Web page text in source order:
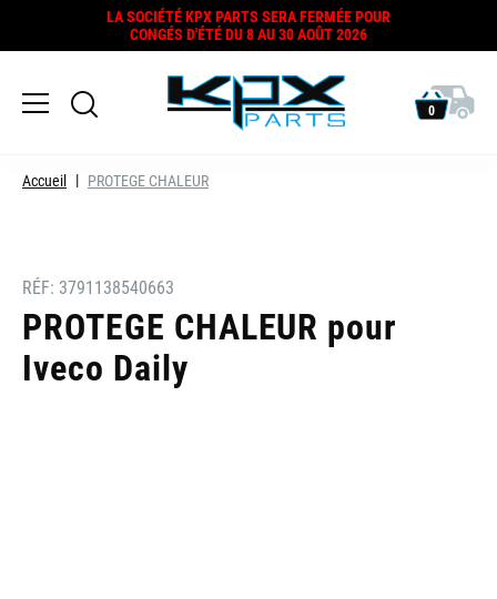
LA SOCIÉTÉ KPX PARTS SERA FERMÉE POUR
CONGÉS D'ÉTÉ DU 8 AU 30 AOÛT 2026
0
Accueil PROTEGE CHALEUR
RÉF: 3791138540663
PROTEGE CHALEUR pour
Iveco Daily